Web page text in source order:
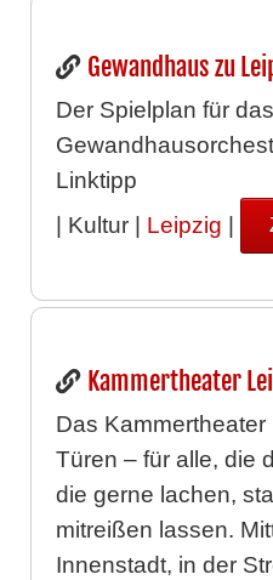
Gewandhaus zu
Der Spielplan für das
Linktipp
| Kultur | Leipzig |
Kammertheater
Das
Türen – für alle, die
die gerne lachen,
mitreißen lassen.
Innenstadt, in der